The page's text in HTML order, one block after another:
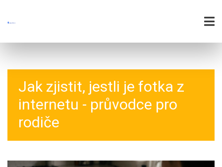
Jak zjistit, jestli je fotka z
internetu - průvodce pro
rodiče